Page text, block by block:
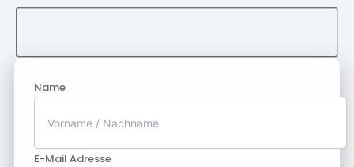
Name
E-Mail Adresse